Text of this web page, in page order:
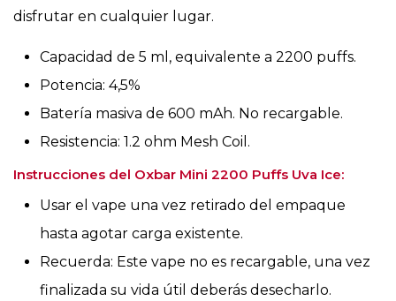
disfrutar en cualquier lugar.
Capacidad de 5 ml, equivalente a 2200 puffs.
Potencia: 4,5%
Batería masiva de 600 mAh. No recargable.
Resistencia: 1.2 ohm Mesh Coil.
Instrucciones del Oxbar Mini 2200 Puffs Uva Ice:
Usar el vape una vez retirado del empaque
hasta agotar carga existente.
Recuerda: Este vape no es recargable, una vez
finalizada su vida útil deberás desecharlo.